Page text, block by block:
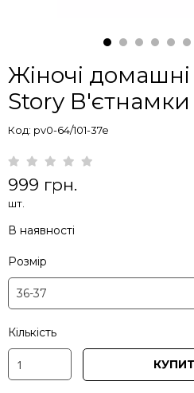
Жіночі
Story
Код: pv0-64/101-37e
999 грн.
шт.
В наявності
Розмір
Кількість